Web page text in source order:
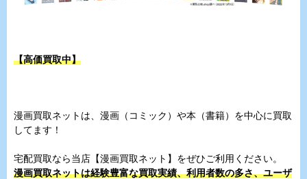
【高価買取中】
漫画買取ネットは、漫画（コミック）や本（書籍）を中心に買取
してます！
宅配買取なら当店【漫画買取ネット】をぜひご利用ください。
漫画買取ネットは経験豊富な買取実績、利用者数の多さ、ユーザ